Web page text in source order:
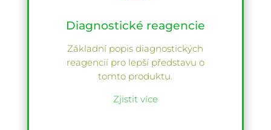
Diagnostické reagencie
Základní popis diagnostických
reagencií pro lepší představu o
tomto produktu.
Zjistit více